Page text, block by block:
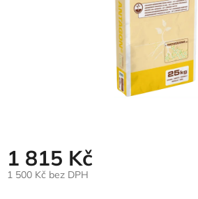
1 815 Kč
1 500 Kč bez DPH